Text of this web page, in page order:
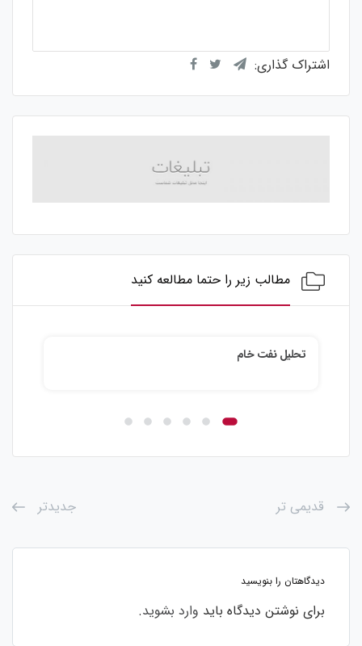
اشتراک گذاری:
مطالب زیر را حتما مطالعه کنید
تحلیل نفت خام
قدیمی تر جدیدتر
دیدگاهتان را بنویسید
برای نوشتن دیدگاه باید وارد بشوید.